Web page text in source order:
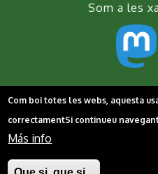
Som a les
Peu
Com boi totes les webs, aquesta
correctamentSi continueu
Más info